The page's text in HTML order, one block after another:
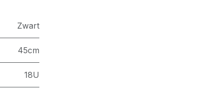
Zwart
45cm
18U